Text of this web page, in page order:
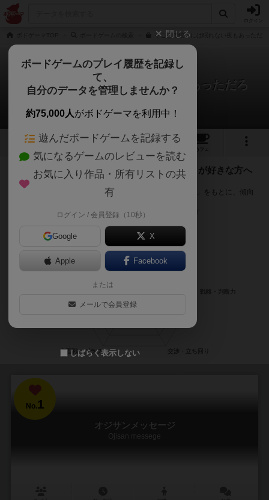
そこまで絞るには眠れない夜もあっただ
そこまで絞るには眠れない夜もあっただろ
次のおすすめボードゲーム
5 4
カフェ
『そこまで絞るには眠れない夜もあっただろ』が好きな方へ
のおすすめ
このゲームのトップページで投票された「プレイ感の評価」をもとに、傾向
※リストには一定の投票数がある作品のみを表示しています
No.1
オジサンメッセージ
Ojisan messege
閉じる
ボードゲームのプレイ履歴を記録し
て、
自分のデータを管理しませんか？
約75,000人がボドゲーマを利用中！
遊んだボードゲームを記録する
気になるゲームのレビューを読む
お気に入り作品・所有リストの共
有
ログイン / 会員登録（10秒）
Google X
Apple Facebook
または
メールで会員登録
しばらく表示しない